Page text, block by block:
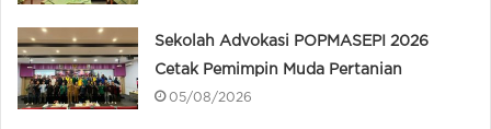
Sekolah Advokasi POPMASEPI 2026
Cetak Pemimpin Muda Pertanian
05/08/2026